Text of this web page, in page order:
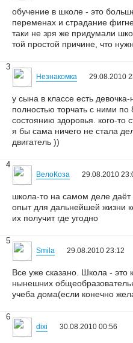
обучение в школе - это
переменах и страдание
таки не зря же придумали
той простой причине, что
3
Незнакомка 29.08.2010
у сына в классе есть
полностью торчать с ними
состоянию здоровья. кого-то
я бы сама ничего не стала
двигатель ))
4
ВелоКоза 29.08.2010
школа-то на самом деле даёт
опыт для дальнейшей жизни
их получит где угодно
5
Smila 29.08.2010 23:12
Все уже сказано. Школа - это
нынешних
учеба дома(если конечно
6
dixi 30.08.2010 00:56